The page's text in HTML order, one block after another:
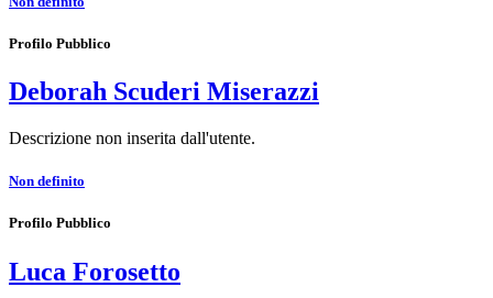
Profilo Pubblico
Deborah Scuderi Miserazzi
Descrizione non inserita dall'utente.
Non definito
Profilo Pubblico
Luca Forosetto